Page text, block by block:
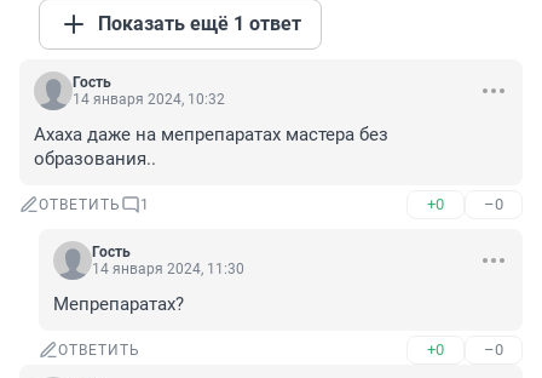
Показать ещё 1 ответ
Гость
14 января 2024, 10:32
Ахаха даже на мепрепаратах мастера без
образования..
ОТВЕТИТЬ 1 +0 –0
Гость
14 января 2024, 11:30
Мепрепаратах?
ОТВЕТИТЬ +0 –0